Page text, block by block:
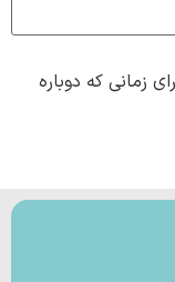
زمانی که دوباره